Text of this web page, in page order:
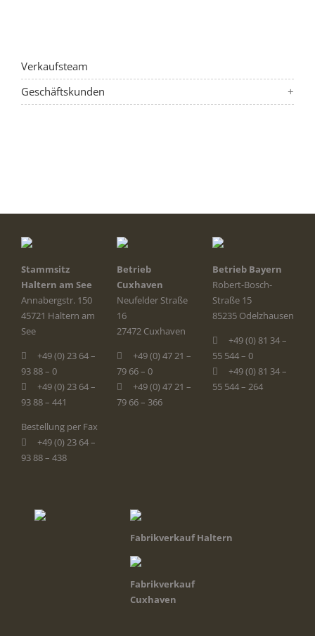
Verkaufsteam
Geschäftskunden
Stammsitz
Haltern am See
Annabergstr. 150
45721 Haltern am
See
+49 (0) 23 64 –
93 88 – 0
+49 (0) 23 64 –
93 88 – 441
Bestellung per Fax
+49 (0) 23 64 –
93 88 – 438
Betrieb
Cuxhaven
Neufelder Straße
16
27472 Cuxhaven
+49 (0) 47 21 –
79 66 – 0
+49 (0) 47 21 –
79 66 – 366
Betrieb Bayern
Robert-Bosch-
Straße 15
85235 Odelzhausen
+49 (0) 81 34 –
55 544 – 0
+49 (0) 81 34 –
55 544 – 264
Fabrikverkauf Haltern
Fabrikverkauf
Cuxhaven